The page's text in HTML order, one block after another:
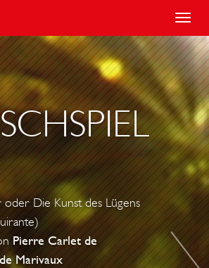
T
o
g
g
l
e
n
a
i
a
R
I
C
H
A
R
D
I
.
oder Die Kunst des Lügens
Pierre Carlet de
Marivaux